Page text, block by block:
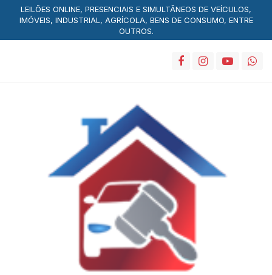
LEILÕES ONLINE, PRESENCIAIS E SIMULTÂNEOS DE VEÍCULOS,
IMÓVEIS, INDUSTRIAL, AGRÍCOLA, BENS DE CONSUMO, ENTRE
OUTROS.